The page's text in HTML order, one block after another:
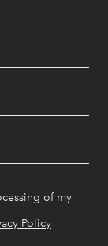
of my
Policy